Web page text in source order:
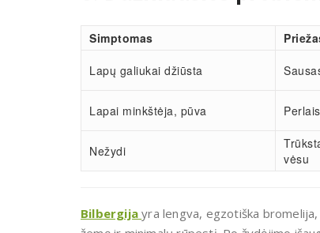
Simptomas
Lapų galiukai džiūsta
Lapai minkštėja, pūva
Nežydi
vėsu
Bilbergija yra lengva, egzotiška